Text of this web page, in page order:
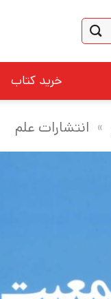
خرید کتاب
» انتشارات علم